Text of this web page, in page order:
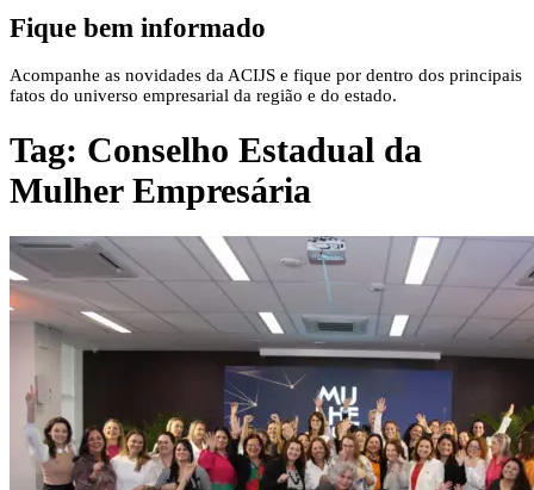
Fique bem informado
Acompanhe as novidades da ACIJS e fique por dentro dos principais
fatos do universo empresarial da região e do estado.
Tag: Conselho Estadual da
Mulher Empresária